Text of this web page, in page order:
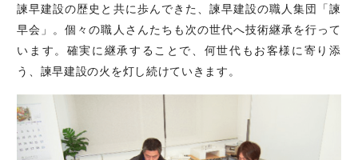
諫早建設の歴史と共に歩んできた、諫早建設の職人集団「諫
早会」。個々の職人さんたちも次の世代へ技術継承を行って
います。確実に継承することで、何世代もお客様に寄り添
う、諫早建設の火を灯し続けていきます。